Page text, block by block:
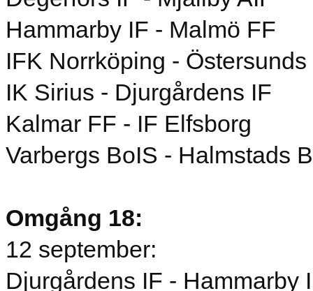
Hammarby IF - Malmö FF
IFK Norrköping - Östersunds
IK Sirius - Djurgårdens IF
Kalmar FF - IF Elfsborg
Varbergs BoIS - Halmstads
Omgång 18:
12 september:
Djurgårdens IF - Hammarby